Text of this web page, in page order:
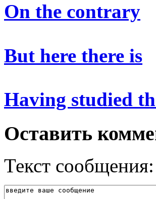
On the contrary
But here there is
Having studied
Оставить
Текст сообщения: